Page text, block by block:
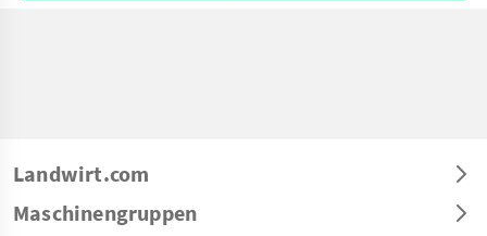
Landwirt.com
Maschinengruppen